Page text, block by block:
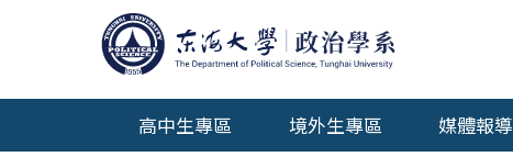
高中生專區 境外生專區 媒體報導
傑出系友
系友會
我想捐款
年報專區